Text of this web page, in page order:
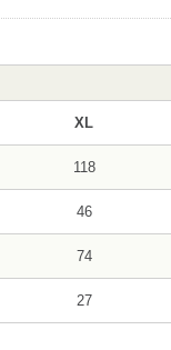
XL
118
46
74
27